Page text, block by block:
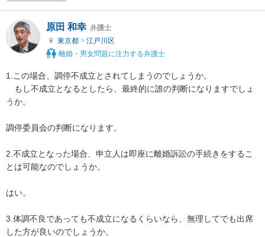
原田 和幸 弁護士
東京都 > 江戸川区
離婚・男女問題に注力する弁護士
1.この場合、調停不成立とされてしまうのでしょうか。
もし不成立となるとしたら、最終的に誰の判断になりますでしょ
うか。
調停委員会の判断になります。
2.不成立となった場合、申立人は即座に離婚訴訟の手続きをするこ
とは可能なのでしょうか。
はい。
3.体調不良であっても不成立になるくらいなら、無理してでも出席
した方が良いのでしょうか。